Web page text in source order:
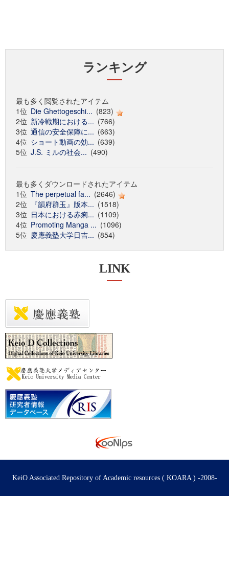
ランキング
最も多く閲覧されたアイテム
1位 Die Ghettogeschi... (823)
2位 新冷戦期における... (766)
3位 通信の安全保障に... (663)
4位 ショート動画の効... (639)
5位 J.S. ミルの社会... (490)
最も多くダウンロードされたアイテム
1位 The perpetual fa... (2646)
2位
『韻府群玉』版本... (1518)
3位 日本における赤痢... (1109)
4位 Promoting Manga ... (1096)
5位 慶應義塾大学日吉... (854)
LINK
KeiO Associated Repository of Academic resources ( KOARA ) -2008-